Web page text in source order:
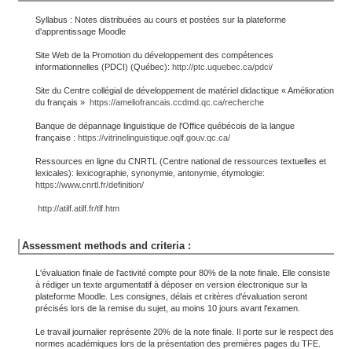
Syllabus : Notes distribuées au cours et postées sur la plateforme
d'apprentissage Moodle
Site Web de la Promotion du développement des compétences
informationnelles (PDCI) (Québec): http://ptc.uquebec.ca/pdci/
Site du Centre collégial de développement de matériel didactique « Amélioration
du français » https://ameliofrancais.ccdmd.qc.ca/recherche
Banque de dépannage linguistique de l'Office québécois de la langue
française : https://vitrinelinguistique.oqlf.gouv.qc.ca/
Ressources en ligne du CNRTL (Centre national de ressources textuelles et
lexicales): lexicographie, synonymie, antonymie, étymologie:
https://www.cnrtl.fr/definition/
http://atilf.atilf.fr/tlf.htm
Assessment methods and criteria :
L'évaluation finale de l'activité compte pour 80% de la note finale. Elle consiste
à rédiger un texte argumentatif à déposer en version électronique sur la
plateforme Moodle. Les consignes, délais et critères d'évaluation seront
précisés lors de la remise du sujet, au moins 10 jours avant l'examen.
Le travail journalier représente 20% de la note finale. Il porte sur le respect des
normes académiques lors de la présentation des premières pages du TFE.